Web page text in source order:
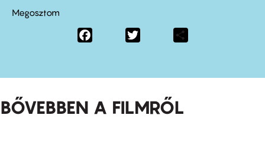
Megosztom
Facebook
BŐVEBBEN A FILMRŐL